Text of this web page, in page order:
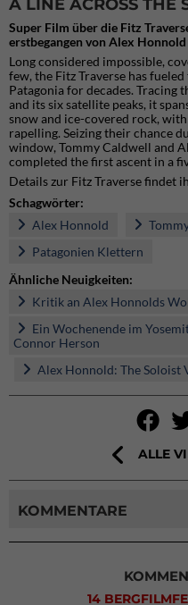
A LINE ACROSS THE
Super Film über die Fitz
erstbegangen von Alex
Long considered impossible,
few, the Fitz Traverse has
Patagonia for decades. Tracing
and its six satellite peaks, it
snow and ice-covered rock,
rapelling. Seizing their chance
window, Tommy Caldwell and
completed the first ascent in a
Details zur Fitz Traverse findet
Schagwörter:
Alex Honnold
Patagonien Klettern
Ähnliche Neuigkeiten:
Kritik an Alex Honnolds
Ein Wochenende im
Connor Herson
Alex Honnold: The Soloist
ALLE
KOMMENTARE
14